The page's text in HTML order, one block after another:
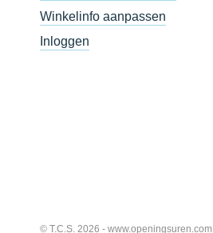
Winkelinfo aanpassen
Inloggen
© T.C.S. 2026 - www.openingsuren.com